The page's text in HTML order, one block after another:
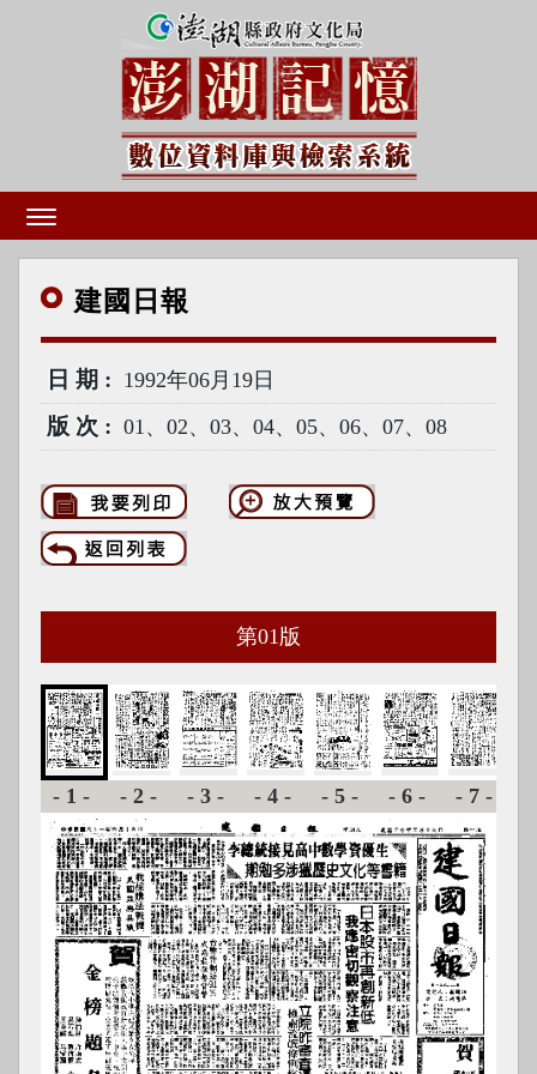
建國 日報
日期 1992年06月19日
版次 01、02、03、04、05、06、07、08
第01 版
-1- -2- -3- -4- -5- -6- -7-